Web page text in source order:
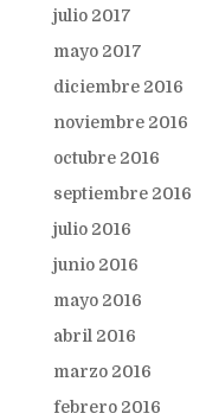
julio 2017
mayo 2017
diciembre 2016
noviembre 2016
octubre 2016
septiembre 2016
julio 2016
junio 2016
mayo 2016
abril 2016
marzo 2016
febrero 2016